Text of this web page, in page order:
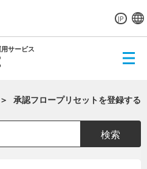
JP
サービス
ME
承認フロープリセットを登録する
検索